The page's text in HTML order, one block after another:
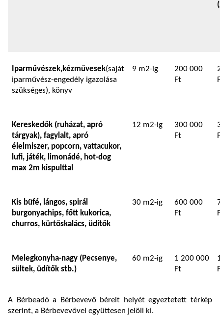
Iparművészek,kézművesek(saját
iparművész-engedély igazolása
szükséges), könyv
9 m2-ig
200 000
Ft
Kereskedők (ruházat, apró
tárgyak), fagylalt, apró
élelmiszer, popcorn, vattacukor,
lufi, játék, limonádé, hot-dog
max 2m kispulttal
12 m2-ig
300 000
Ft
Kis büfé, lángos, spirál
burgonyachips, főtt kukorica,
churros, kürtőskalács, üdítők
30 m2-ig
600 000
Ft
Melegkonyha-nagy (Pecsenye,
sültek, üdítők stb.)
60 m2-ig
1 200 000
Ft
A Bérbeadó a Bérbevevő bérelt helyét egyeztetett térkép
szerint, a Bérbevevővel együttesen jelöli ki.